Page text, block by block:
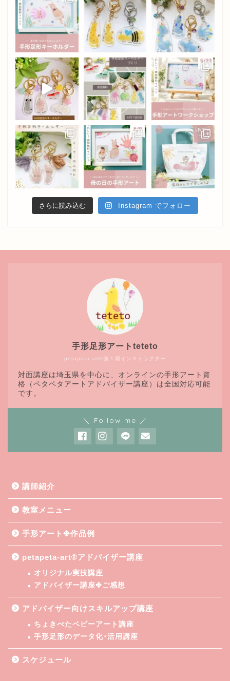
さらに読み込む Instagram でフォロー
petapeta-art®第１期インストラクター
手形足形アートteteto
対面講座は埼玉県を中心に、オンラインの手形アート資
格（ペタペタアートアドバイザー講座）は全国対応可能
です。
＼ Follow me ／
講師紹介
教室メニュー
手形アート✤作品例
petapeta-art®アドバイザー講座
オリジナル実技講座
アドバイザー講座✤ご感想
アドバイザー向けスキルアップ講座
ちょきぺたベビーアート講座
手形足形のデータ化･活用講座
スケジュール